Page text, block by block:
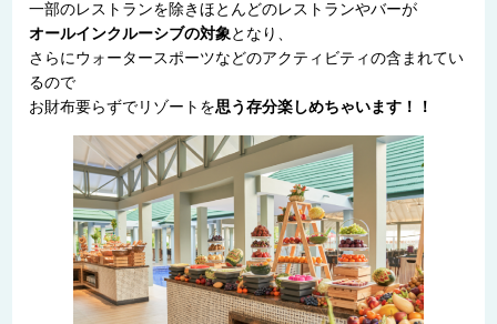
一部のレストランを除きほとんどのレストランやバーが
オールインクルーシブの対象となり、
さらにウォータースポーツなどのアクティビティの含まれてい
るので
お財布要らずでリゾートを思う存分楽しめちゃいます！！